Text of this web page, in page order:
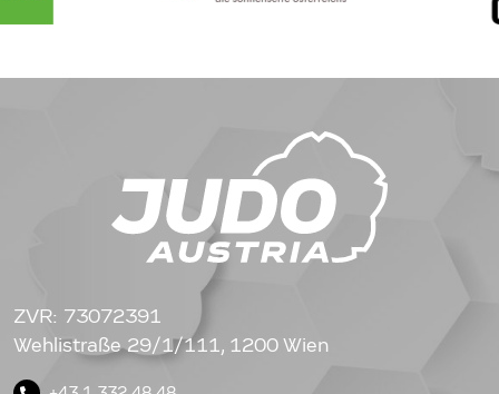
ZVR: 73072391
Wehlistraße 29/1/111, 1200 Wien